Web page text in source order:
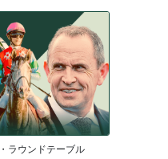
ラウンドテーブル